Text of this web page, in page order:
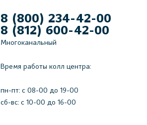
8 (800) 234-42-00
8 (812) 600-42-00
Многоканальный
Время работы колл центра:
пн-пт: c 08-00 до 19-00
сб-вс: с 10-00 до 16-00